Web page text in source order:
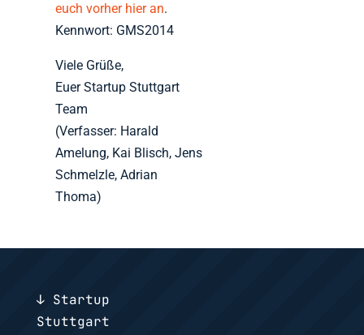
euch vorher hier an.
Kennwort: GMS2014
Viele Grüße,
Euer Startup Stuttgart
Team
(Verfasser: Harald
Amelung, Kai Blisch, Jens
Schmelzle, Adrian
Thoma)
↓ Startup
Stuttgart